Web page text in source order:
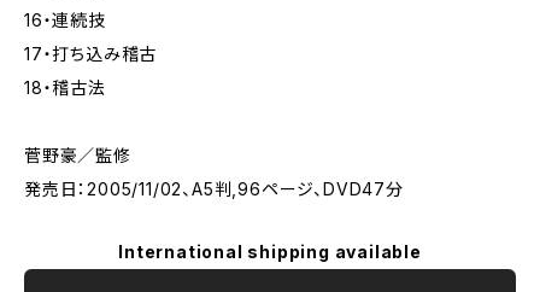
16・連続技
17・打ち込み稽古
18・稽古法
菅野豪／監修
発売日：2005/11/02、A5判,96ページ、DVD47分
International shipping available